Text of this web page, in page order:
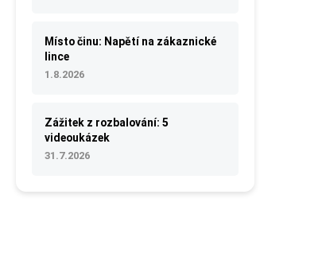
Místo činu: Napětí na zákaznické
lince
1.8.2026
Zážitek z rozbalování: 5
videoukázek
31.7.2026